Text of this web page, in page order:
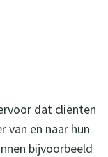
dat cliënten
van en naar hun
bijvoorbeeld